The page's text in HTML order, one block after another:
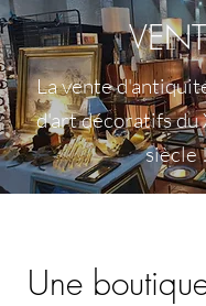
La vente
d'art décoratifs du
siècle
​Une